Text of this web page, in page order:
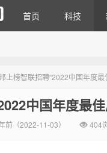
首页 科技
上榜智联招聘“2022中国年度
中国年度最
前（2022-11-03） 404